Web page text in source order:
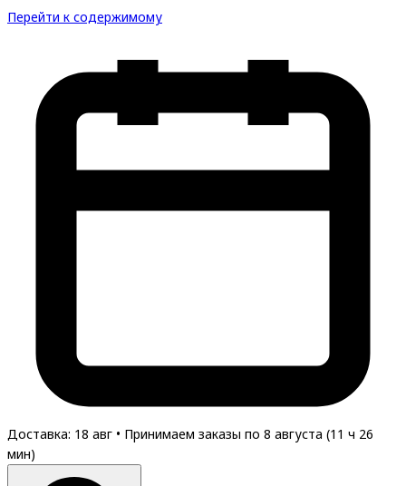
Перейти к содержимому
Доставка: 18 авг • Принимаем заказы по 8 августа (11 ч 26
мин)